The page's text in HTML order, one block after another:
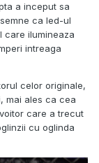
a inceput sa
ca led-ul
care ilumineaza
intreaga
celor originale,
mai ales ca cea
care a trecut
cu oglinda